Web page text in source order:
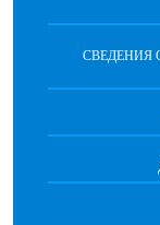
СВЕДЕНИЯ